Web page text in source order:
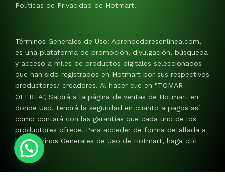
Políticas de Privacidad de Hotmart.
Términos Generales de Uso: Aprendedoresenlinea.com,
es una plataforma de promoción, divulgación, búsqueda
y acceso a miles de productos digitales seleccionados
que han sido registrados en Hotmart por sus respectivos
productores/ creadores. Al hacer clic en "TOMAR
OFERTA", Saldrá a la página de ventas de Hotmart en
donde Usd. tendrá la seguridad en cuanto a pagos así
como contará con las garantías que cada uno de los
productores ofrece. Para acceder de forma detallada a
los Términos Generales de Uso de Hotmart, haga clic
AQUI.